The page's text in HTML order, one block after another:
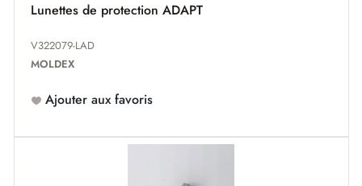
Lunettes de protection ADAPT
V322079-LAD
MOLDEX
Ajouter aux favoris